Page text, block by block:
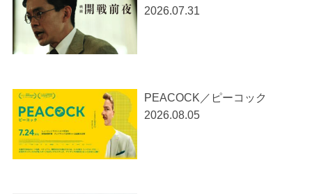
2026.07.31
PEACOCK／ピーコック
2026.08.05